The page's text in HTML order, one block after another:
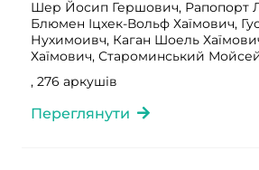
Шер Йосип Гершович, Рапопорт
Блюмен Іцхек-Вольф Хаїмович,
Нухимоивч, Каган Шоель
Хаїмович, Староминський
, 276 аркушів
Переглянути